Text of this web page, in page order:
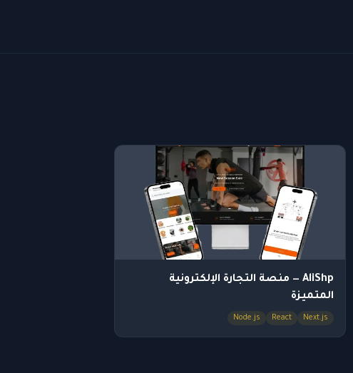
AliShp — منصة التجارة الإلكترونية
المتميزة
Next.js
React
Node.js